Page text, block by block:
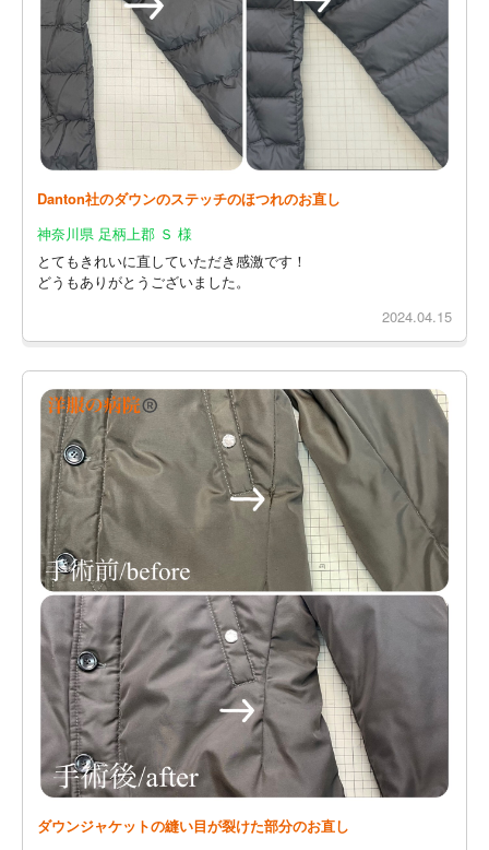
Danton社のダウンのステッチのほつれのお直し
神奈川県 足柄上郡 Ｓ 様
とてもきれいに直していただき感激です！
どうもありがとうございました。
2024.04.15
ダウンジャケットの縫い目が裂けた部分のお直し